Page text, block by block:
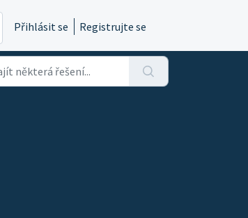
Přihlásit se Registrujte se